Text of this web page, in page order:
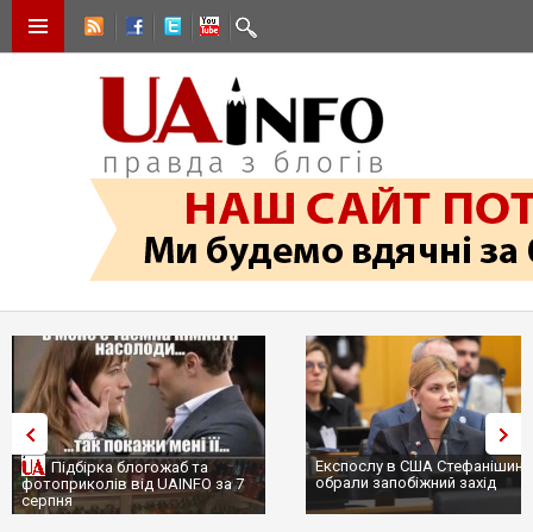
Підбірка блогожаб та
фотоприколів від UAINFO за 7
серпня
Експослу в США
обрали запобіжний захід